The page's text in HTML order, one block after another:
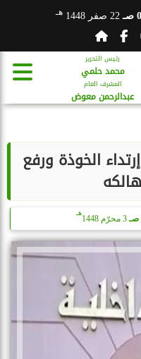
22 صفر 1448 هـ
رئيس التحرير
محمد حلمي
المشرف العام
عبدالرحمن معوض
إرتداء الخوذة ورفع
3 محرّم 1448
هـ